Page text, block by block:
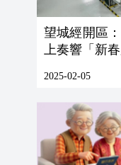
望城經開區
上奏響「新春
2025-02-05